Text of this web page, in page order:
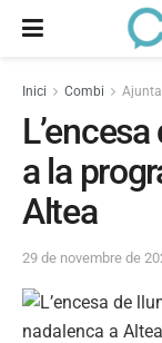
Inici Combi
a la
Altea
29 de novembre de